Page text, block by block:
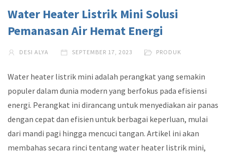
Water Heater Listrik Mini Solusi
Pemanasan Air Hemat Energi
DESI ALYA SEPTEMBER 17, 2023 PRODUK
Water heater listrik mini adalah perangkat yang semakin
populer dalam dunia modern yang berfokus pada efisiensi
energi. Perangkat ini dirancang untuk menyediakan air panas
dengan cepat dan efisien untuk berbagai keperluan, mulai
dari mandi pagi hingga mencuci tangan. Artikel ini akan
membahas secara rinci tentang water heater listrik mini,